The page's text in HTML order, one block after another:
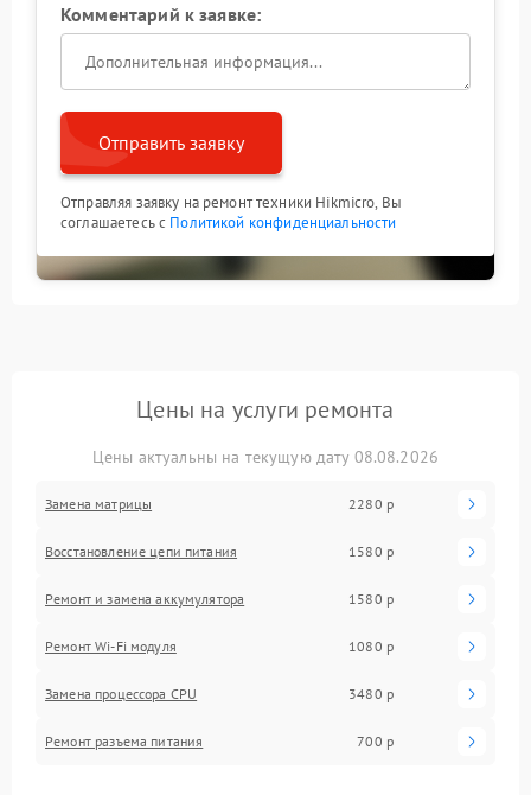
Комментарий к заявке:
Отправить заявку
Отправляя заявку на ремонт техники Hikmicro, Вы
соглашаетесь с Политикой конфиденциальности
Цены на услуги ремонта
Цены актуальны на текущую дату 08.08.2026
Замена матрицы 2280 р
Восстановление цепи питания 1580 р
Ремонт и замена аккумулятора 1580 р
Ремонт Wi-Fi модуля 1080 р
Замена процессора CPU 3480 р
Ремонт разъема питания 700 р